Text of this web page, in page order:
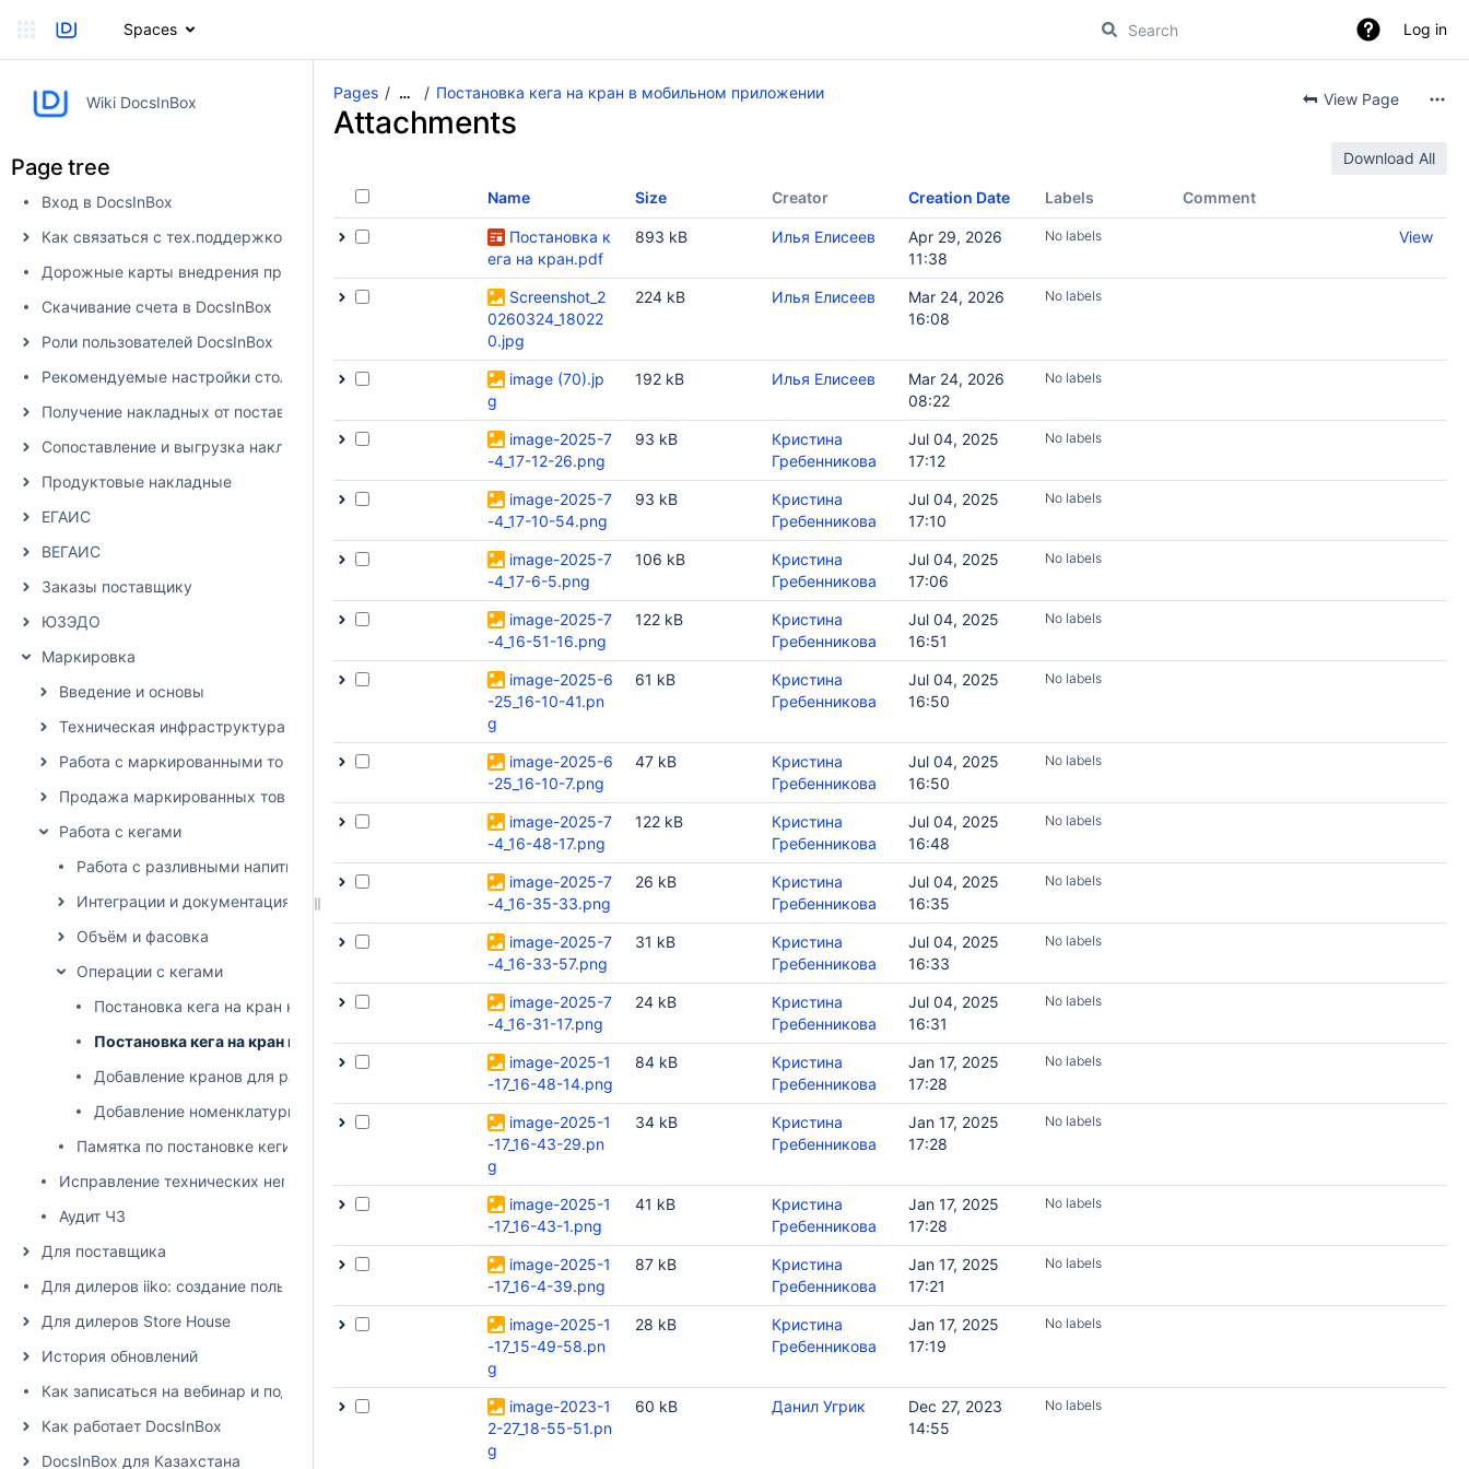
Spaces Log in
Wiki DocsInBox
Page tree
Вход в DocsInBox
Как связаться с тех.поддержкой
Дорожные карты внедрения продуктов
Скачивание счета в DocsInBox
Роли пользователей DocsInBox
Рекомендуемые настройки столбцов
Получение накладных от поставщика в DocsInBox
Сопоставление и выгрузка накладных в учетную систему
Продуктовые накладные
ЕГАИС
ВЕГАИС
Заказы поставщику
ЮЗЭДО
Маркировка
Введение и основы
Техническая инфраструктура
Работа с маркированными товарами в DocsInBox
Продажа маркированных товаров
Работа с кегами
Работа с разливными напитками
Интеграции и документация
Объём и фасовка
Операции с кегами
Постановка кега на кран на сайте
Постановка кега на кран в мобильном приложении
Добавление кранов для разливной продукции
Добавление номенклатуры разливной продукции
Памятка по постановке кеги на кран
Исправление технических неполадок при списании в продажу в Честный Знак
Аудит ЧЗ
Для поставщика
Для дилеров iiko: создание пользователя и настройка прав доступа
Для дилеров Store House
История обновлений
Как записаться на вебинар и подписаться на рассылку
Как работает DocsInBox
DocsInBox для Казахстана
Pages … Постановка кега на кран в мобильном приложении View Page
Attachments
Download All
Name Size Creator Creation Date Labels Comment
Постановка к
ега на кран.pdf
893 kB Илья Елисеев
Apr 29, 2026
11:38
No labels View
Screenshot_2
0260324_18022
0.jpg
224 kB Илья Елисеев
Mar 24, 2026
16:08
No labels
image (70).jp
g
192 kB Илья Елисеев
Mar 24, 2026
08:22
No labels
image-2025-7
-4_17-12-26.png
93 kB
Кристина
Гребенникова
Jul 04, 2025
17:12
No labels
image-2025-7
-4_17-10-54.png
93 kB
Кристина
Гребенникова
Jul 04, 2025
17:10
No labels
image-2025-7
-4_17-6-5.png
106 kB
Кристина
Гребенникова
Jul 04, 2025
17:06
No labels
image-2025-7
-4_16-51-16.png
122 kB
Кристина
Гребенникова
Jul 04, 2025
16:51
No labels
image-2025-6
-25_16-10-41.pn
g
61 kB
Кристина
Гребенникова
Jul 04, 2025
16:50
No labels
image-2025-6
-25_16-10-7.png
47 kB
Кристина
Гребенникова
Jul 04, 2025
16:50
No labels
image-2025-7
-4_16-48-17.png
122 kB
Кристина
Гребенникова
Jul 04, 2025
16:48
No labels
image-2025-7
-4_16-35-33.png
26 kB
Кристина
Гребенникова
Jul 04, 2025
16:35
No labels
image-2025-7
-4_16-33-57.png
31 kB
Кристина
Гребенникова
Jul 04, 2025
16:33
No labels
image-2025-7
-4_16-31-17.png
24 kB
Кристина
Гребенникова
Jul 04, 2025
16:31
No labels
image-2025-1
-17_16-48-14.png
84 kB
Кристина
Гребенникова
Jan 17, 2025
17:28
No labels
image-2025-1
-17_16-43-29.pn
g
34 kB
Кристина
Гребенникова
Jan 17, 2025
17:28
No labels
image-2025-1
-17_16-43-1.png
41 kB
Кристина
Гребенникова
Jan 17, 2025
17:28
No labels
image-2025-1
-17_16-4-39.png
87 kB
Кристина
Гребенникова
Jan 17, 2025
17:21
No labels
image-2025-1
-17_15-49-58.pn
g
28 kB
Кристина
Гребенникова
Jan 17, 2025
17:19
No labels
image-2023-1
2-27_18-55-51.pn
g
60 kB Данил Угрик
Dec 27, 2023
14:55
No labels